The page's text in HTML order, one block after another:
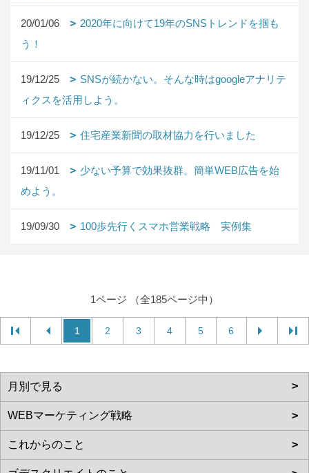
20/01/06
2020年に向けて19年のSNSトレンドを掴も
う！
19/12/25
SNSが続かない。そんな時はgoogleアナリテ
ィクスを活用しよう。
19/12/25 住宅産業新聞の取材協力を行いました
19/11/01
少ない予算で効果抜群。簡単WEB広告を始
めよう。
19/09/30 100歩先行くスマホ営業戦略 実例集
1ページ （全185ページ中）
1 2 3 4 5 6